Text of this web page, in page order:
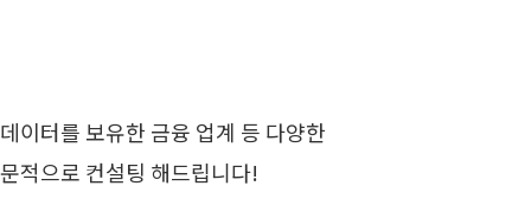
이터를 보유한 금융 업계 등 다양한
적으로 컨설팅 해드립니다!